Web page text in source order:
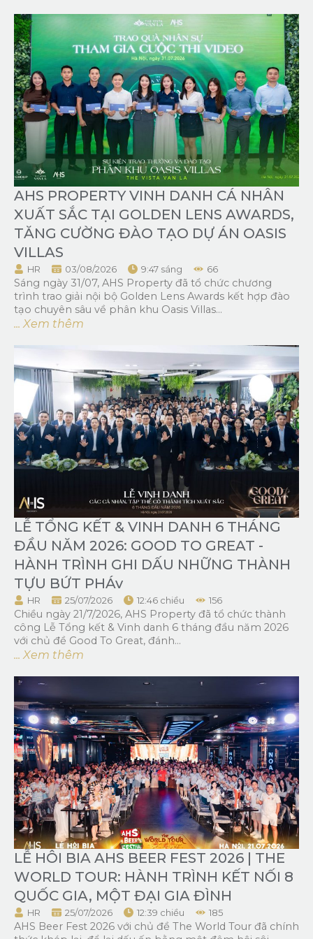
AHS PROPERTY VINH DANH CÁ NHÂN
XUẤT SẮC TẠI GOLDEN LENS AWARDS,
TĂNG CƯỜNG ĐÀO TẠO DỰ ÁN OASIS
VILLAS
HR 03/08/2026 9:47 sáng 66
Sáng ngày 31/07, AHS Property đã tổ chức chương
trình trao giải nội bộ Golden Lens Awards kết hợp đào
tạo chuyên sâu về phân khu Oasis Villas...
... Xem thêm
LỄ TỔNG KẾT & VINH DANH 6 THÁNG
ĐẦU NĂM 2026: GOOD TO GREAT -
HÀNH TRÌNH GHI DẤU NHỮNG THÀNH
TỰU BỨT PHÁv
HR 25/07/2026 12:46 chiều 156
Chiều ngày 21/7/2026, AHS Property đã tổ chức thành
công Lễ Tổng kết & Vinh danh 6 tháng đầu năm 2026
với chủ đề Good To Great, đánh...
... Xem thêm
LỄ HÔI BIA AHS BEER FEST 2026 | THE
WORLD TOUR: HÀNH TRÌNH KẾT NỐI 8
QUỐC GIA, MỘT ĐẠI GIA ĐÌNH
HR 25/07/2026 12:39 chiều 185
AHS Beer Fest 2026 với chủ đề The World Tour đã chính